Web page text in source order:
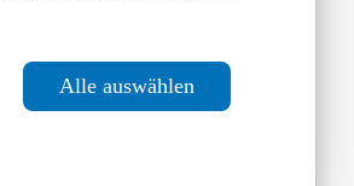
Alle auswählen